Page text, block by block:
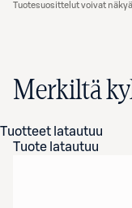
Tuotesuosittelut voivat
Merkiltä
Tuotteet latautuu
Tuote latautuu